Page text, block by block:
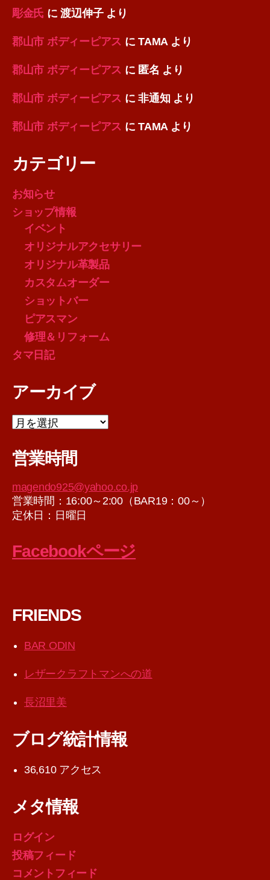
彫金氏 に渡辺伸子より
郡山市 ボディーピアス にTAMA より
郡山市 ボディーピアス に 匿名 より
郡山市 ボディーピアス に非通知 より
郡山市 ボディーピアス にTAMA より
カテゴリー
お知らせ
ショップ情報
イベント
オリジナルアクセサリー
オリジナル革製品
カスタムオーダー
ショットバー
ピアスマン
修理＆リフォーム
タマ日記
アーカイブ
ア
ー
イ
営業時間
magendo925@yahoo.co.jp
営業時間：16:00～2:00（BAR19：00～）
定休日：日曜日
Facebookページ
FRIENDS
BAR ODIN
レザークラフトマンへの道
長沼里美
ブログ統計情報
36,610 アクセス
メタ情報
ログイン
投稿フィード
コメントフィード